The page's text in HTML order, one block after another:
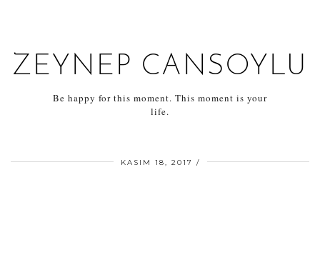
ZEYNEP CANSOYLU
Be happy for this moment. This moment is your
life.
KASIM 18, 2017